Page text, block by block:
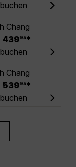
Chang
439 95 *
Chang
539 95 *